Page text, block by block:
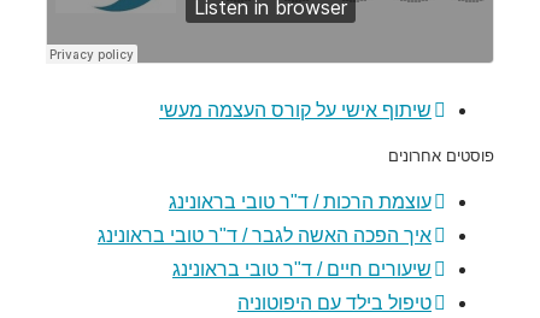
שיתוף אישי על קורס העצמה מעשי
פוסטים אחרונים
עוצמת הרכות / ד"ר טובי בראונינג
איך הפכה האשה לגבר / ד"ר טובי בראונינג
שיעורים חיים / ד"ר טובי בראונינג
טיפול בילד עם היפוטוניה